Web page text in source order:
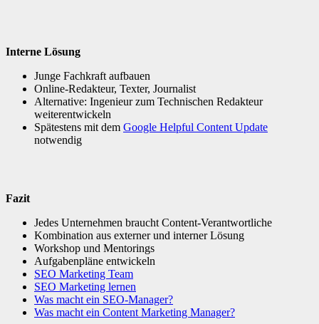
Interne Lösung
Junge Fachkraft aufbauen
Online-Redakteur, Texter, Journalist
Alternative: Ingenieur zum Technischen Redakteur
weiterentwickeln
Spätestens mit dem Google Helpful Content Update
notwendig
Fazit
Jedes Unternehmen braucht Content-Verantwortliche
Kombination aus externer und interner Lösung
Workshop und Mentorings
Aufgabenpläne entwickeln
SEO Marketing Team
SEO Marketing lernen
Was macht ein SEO-Manager?
Was macht ein Content Marketing Manager?